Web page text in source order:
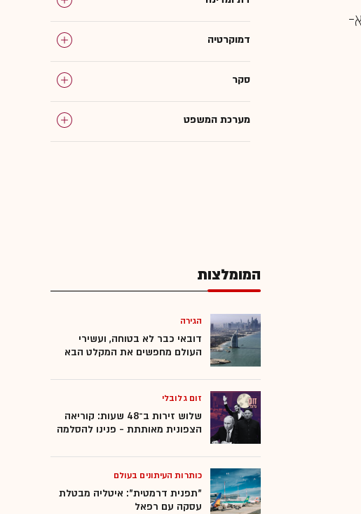
דמוקרטיה
סקר
מערכת המשפט
המומלצות
הגירה
דובאי כבר לא בטוחה, ועשירי
העולם מחפשים את המקלט הבא
זום גלובלי
שלוש זירות ב־48 שעות: קוריאה
הצפונית מאותתת - פנינו להסלמה
כותרות העיתונים בעולם
"תפנית דרמטית": איטליה מבטלת
עסקה עם רפאל